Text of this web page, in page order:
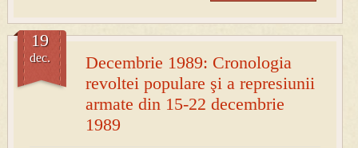
Decembrie 1989: Cronologia
revoltei populare şi a represiunii
armate din 15-22 decembrie
1989
19
dec.